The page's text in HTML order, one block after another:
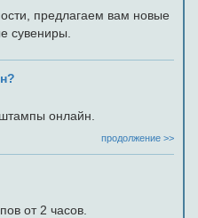
предлагаем вам новые
сувениры.
онлайн.
продолжение >>
от 2 часов.